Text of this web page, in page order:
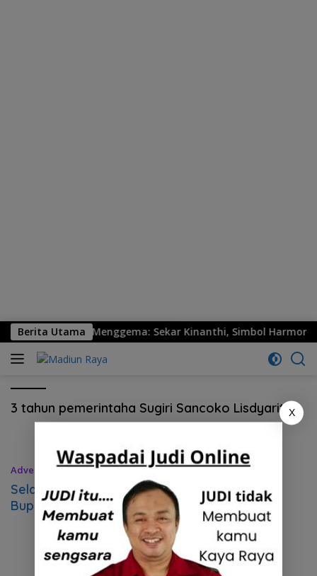
Berita Utama
Resmi Menggema: Sekar Kinanthi, Simbol Harmoni
3 tahun pemerintaha Sugiri Sancoko Lisdyarita
Advertorial 26 Februari 2024
Selamat dan Sukses, 3 Tahun Pemerintahan
Bupati Sugiri Sancoko dan Wakil Bupati
Lisdyarita
X